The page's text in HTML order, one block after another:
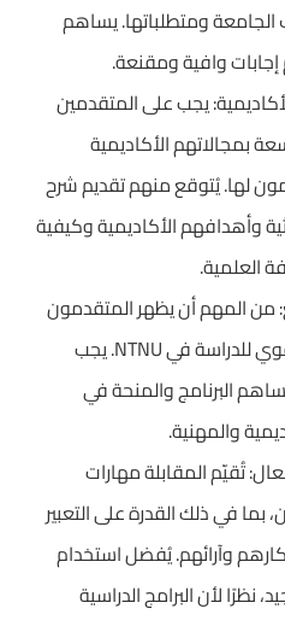
ومتطلباتها. يساهم
إجابات وافية ومقنعة.
يجب على المتقدمين
بمجالاتهم الأكاديمية
لها. يُتوقع منهم تقديم شرح
وأهدافهم الأكاديمية وكيفية
العلمية.
من المهم أن يظهر المتقدمون
حماسهم ودافعهم القوي للدراسة في NTNU. يجب
البرنامج والمنحة في
والمهنية.
تُقيّم المقابلة مهارات
بما في ذلك القدرة على التعبير
وآرائهم. يُفضل استخدام
نظرًا لأن البرامج الدراسية